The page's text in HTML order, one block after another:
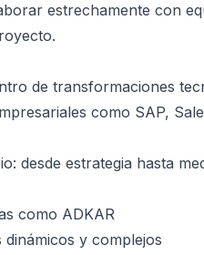
estrechamente con
de transformaciones
como SAP,
desde estrategia hasta
como ADKAR
y complejos